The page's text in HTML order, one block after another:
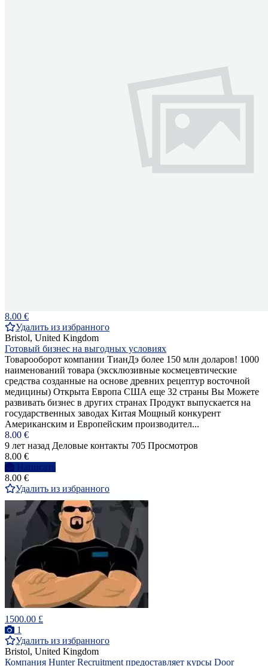
8.00 €
Удалить из избранного
Bristol, United Kingdom
Готовый бизнес на выгодных условиях
Товарооборот компании ТианДэ более 150 млн доларов! 1000
наименований товара (эксклюзивные космецевтические
средства созданные на основе древних рецептур восточной
медицины) Открыта Европа США еще 32 страны Вы Можете
развивать бизнес в других странах Продукт выпускается на
государственных заводах Китая Мощный конкурент
Американским и Европейским производител...
8.00 €
9 лет назад Деловые контакты 705 Просмотров
8.00 €
Написать
8.00 €
Удалить из избранного
1500.00 £
1
Удалить из избранного
Bristol, United Kingdom
Компания Hunter Recruitment предоставляет курсы Door